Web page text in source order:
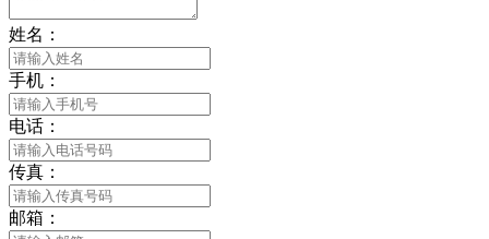
姓名：
手机：
电话：
传真：
邮箱：